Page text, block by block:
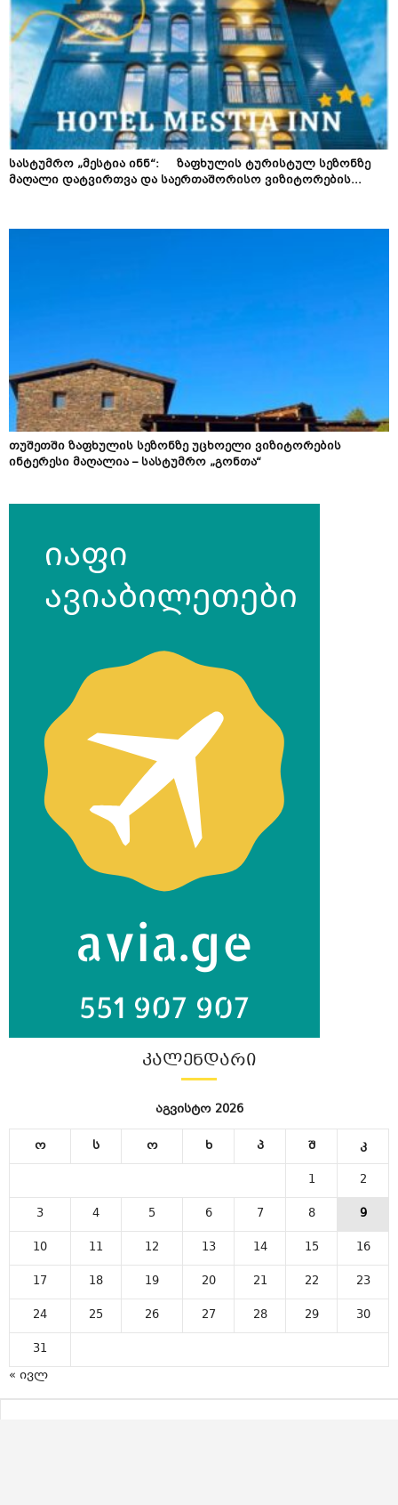
სასტუმრო „მესტია ინნ“: ზაფხულის ტურისტულ სეზონზე
მაღალი დატვირთვა და საერთაშორისო ვიზიტორების...
თუშეთში ზაფხულის სეზონზე უცხოელი ვიზიტორების
ინტერესი მაღალია – სასტუმრო „გონთა“
ᲙᲐᲚᲔᲜᲓᲐᲠᲘ
აგვისტო 2026
ო ს ო ხ პ შ
კ
1
2
3
4 5 6 7 8
9
10
11 12 13 14 15
16
17
18 19 20 21 22
23
24
25 26 27 28 29
30
31
« ივლ